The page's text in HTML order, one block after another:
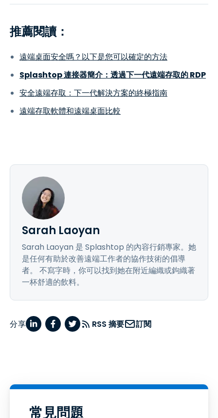
推薦閱讀：
遠端桌面安全嗎？以下是您可以確定的方法
Splashtop 連接器簡介：透過下一代遠端存取的 RDP
安全遠端存取：下一代解決方案的終極指南
遠端存取軟體和遠端桌面比較
Sarah Laoyan
Sarah Laoyan 是 Splashtop 的內容行銷專家。她
是任何有助於改善遠端工作者的協作技術的倡導
者。 不寫字時，你可以找到她在附近編織或鉤織著
一杯舒適的飲料。
分享 RSS 摘要 訂閱
常見問題